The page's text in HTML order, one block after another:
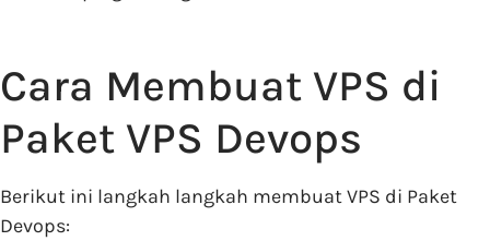
Cara Membuat VPS di
Paket VPS Devops
Berikut ini langkah langkah membuat VPS di Paket
Devops: